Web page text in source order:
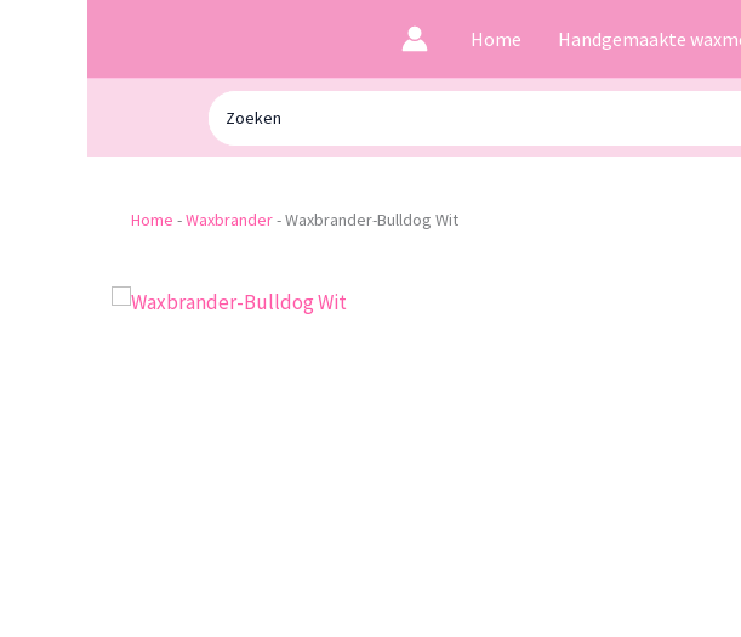
Home Handgemaakte
Zoeken
naar:
Home -Waxbrander-Waxbrander-Bulldog Wit